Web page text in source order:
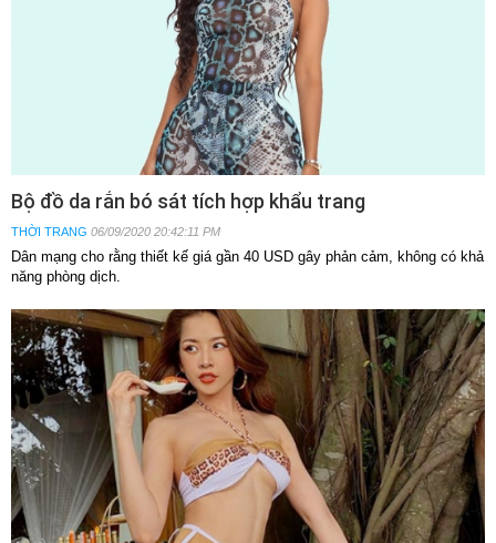
Bộ đồ da rắn bó sát tích hợp khẩu trang
THỜI TRANG 06/09/2020 20:42:11 PM
Dân mạng cho rằng thiết kế giá gần 40 USD gây phản cảm, không có khả
năng phòng dịch.